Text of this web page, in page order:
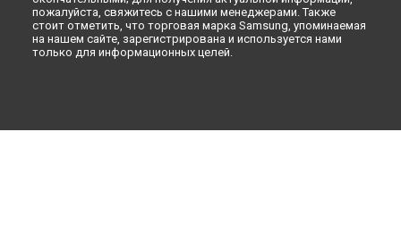
пожалуйста, свяжитесь с нашими менеджерами. Также
стоит отметить, что торговая марка Samsung, упоминаемая
на нашем сайте, зарегистрирована и используется нами
только для информационных целей.